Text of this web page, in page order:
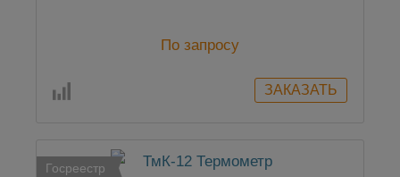
По запросу
Госреестр